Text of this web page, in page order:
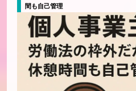
間も自己管理